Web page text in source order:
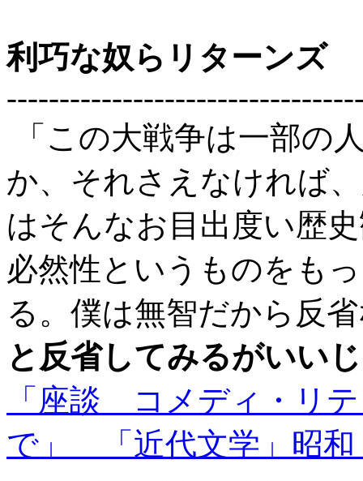
利巧な奴らリターンズ
「この大戦争は一部の
か、それさえなければ
はそんなお目出度い歴
必然性というものをも
る。僕は無智だから反
と反省してみるがいい
「座談 コメディ・リ
で」 「近代文学」昭和